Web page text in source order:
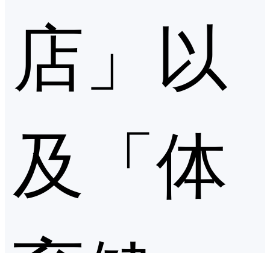
店」以
及「体